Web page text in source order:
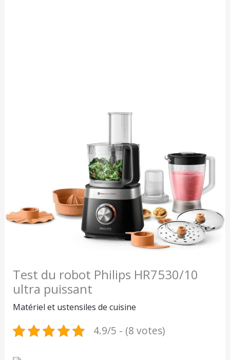
Test du robot Philips HR7530/10
ultra puissant
Matériel et ustensiles de cuisine
4.9/5 - (8 votes)